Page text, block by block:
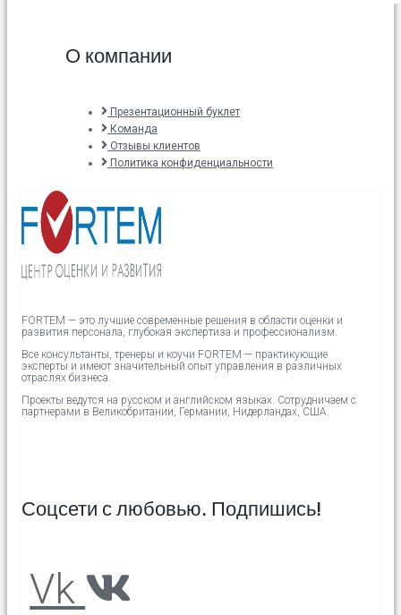
О компании
Презентационный буклет
Команда
Отзывы клиентов
Политика конфиденциальности
FORTEM — это лучшие современные решения в области оценки и
развития персонала, глубокая экспертиза и профессионализм.
Все консультанты, тренеры и коучи FORTEM — практикующие
эксперты и имеют значительный опыт управления в различных
отраслях бизнеса.
Проекты ведутся на русском и английском языках. Сотрудничаем с
партнерами в Великобритании, Германии, Нидерландах, США.
Соцсети с любовью. Подпишись!
Vk